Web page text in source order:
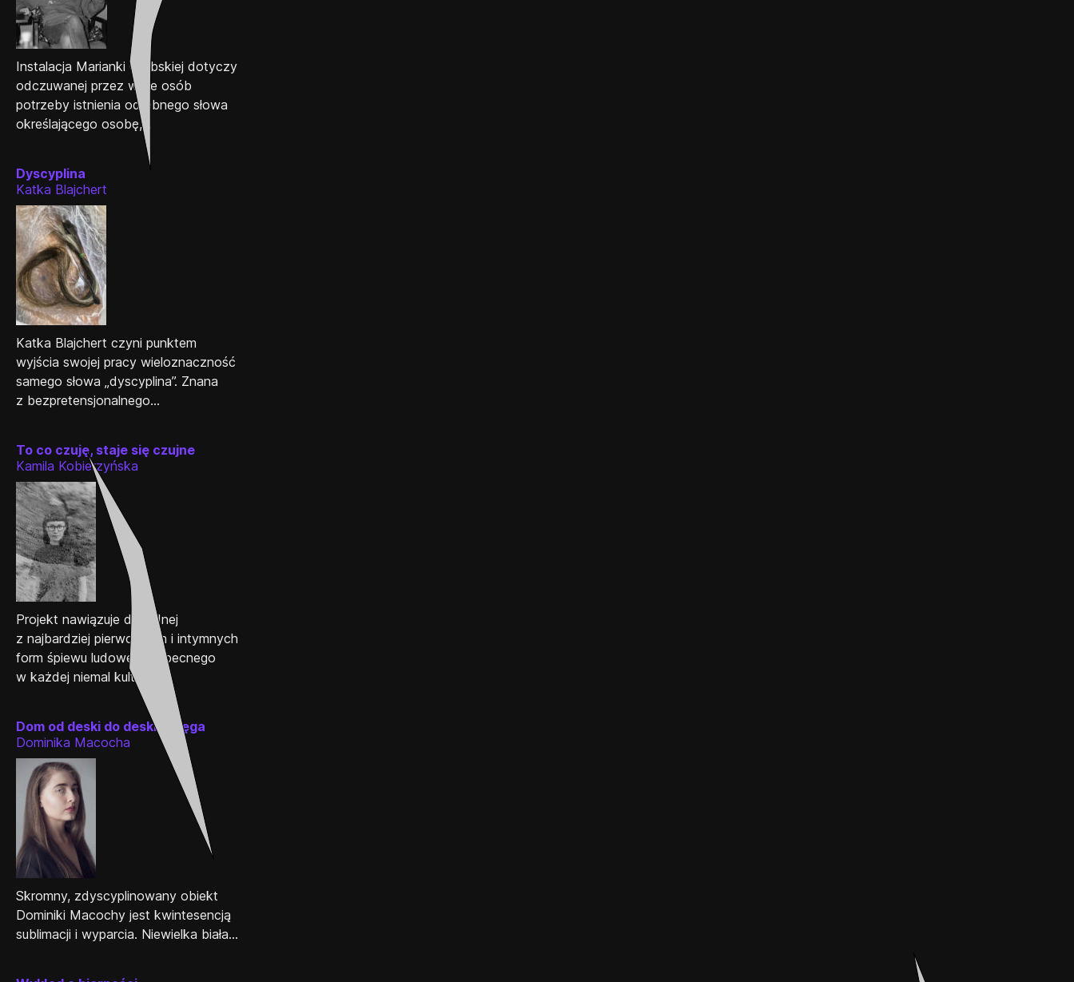
Instalacja Marianki Grabskiej dotyczy
odczuwanej przez wiele osób
potrzeby istnienia odrębnego słowa
określającego osobę,...
Dyscyplina
Katka Blajchert
Katka Blajchert czyni punktem
wyjścia swojej pracy wieloznaczność
samego słowa „dyscyplina”. Znana
z bezpretensjonalnego...
To co czuję, staje się czujne
Kamila Kobierzyńska
Projekt nawiązuje do jednej
z najbardziej pierwotnych i intymnych
form śpiewu ludowego, obecnego
w każdej niemal kulturze....
Dom od deski do deski. Księga
Dominika Macocha
Skromny, zdyscyplinowany obiekt
Dominiki Macochy jest kwintesencją
sublimacji i wyparcia. Niewielka biała...